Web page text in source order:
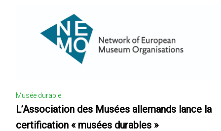
Musée durable
L’Association des Musées allemands lance la
certification « musées durables »